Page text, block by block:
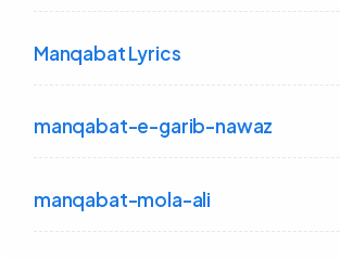
Manqabat Lyrics
manqabat-e-garib-nawaz
manqabat-mola-ali